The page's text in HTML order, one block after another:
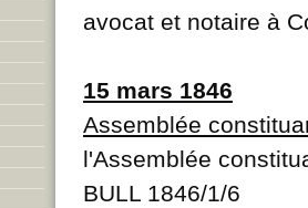
avocat et notaire à
15 mars 1846
Assemblée
l'Assemblée
BULL 1846/1/6